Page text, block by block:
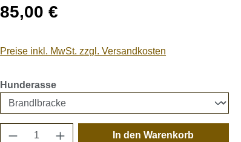
Regulärer Preis:
85,00 €
Preise inkl. MwSt. zzgl. Versandkosten
Hunderasseauswählen
Produkt Anzahl: Gib den
In den Warenkorb